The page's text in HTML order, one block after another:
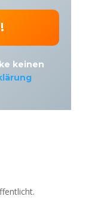
keinen